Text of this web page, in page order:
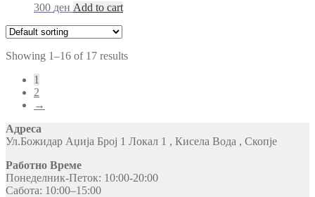
300 ден Add to cart
Showing 1–16 of 17 results
1
2
→
Адреса
Ул.Божидар Аџија Број 1 Локал 1 , Кисела Вода , Скопје
Работно Време
Понеделник-Петок: 10:00-20:00
Сабота: 10:00–15:00